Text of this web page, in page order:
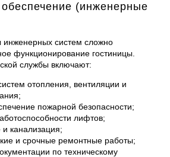
(инженерные
инженерных систем сложно
функционирование гостиницы.
службы включают:
отопления, вентиляции и
пожарной безопасности;
лифтов;
канализация;
и срочные ремонтные работы;
по техническому